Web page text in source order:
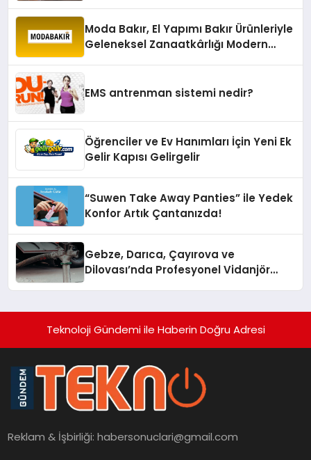
Moda Bakır, El Yapımı Bakır Ürünleriyle
Geleneksel Zanaatkârlığı Modern
EMS antrenman sistemi nedir?
Öğrenciler ve Ev Hanımları İçin Yeni Ek
Gelir Kapısı Gelirgelir
“Suwen Take Away Panties” ile Yedek
Konfor Artık Çantanızda!
Gebze, Darıca, Çayırova ve
Dilovası’nda Profesyonel Vidanjör
Teknoloji Gündemi ile Haberin Doğru Adresi
Reklam & İşbirliği:habersonuclari@gmail.com